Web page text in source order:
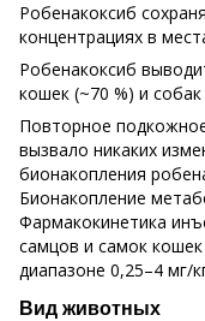
Робенакоксиб
концентрациях в
Робенакоксиб
кошек (~70 %) и
Повторное
вызвало никаких
бионакопления
Бионакопление
Фармакокинетика
самцов и самок
диапазоне 0,25–4 мг/
Вид животных